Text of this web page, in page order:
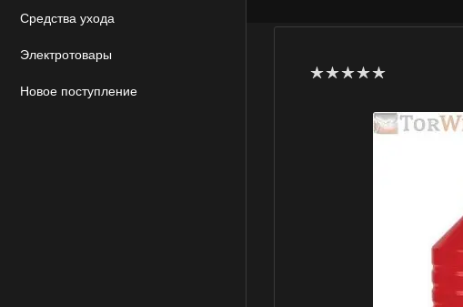
Средства ухода
Электротовары
Новое поступление